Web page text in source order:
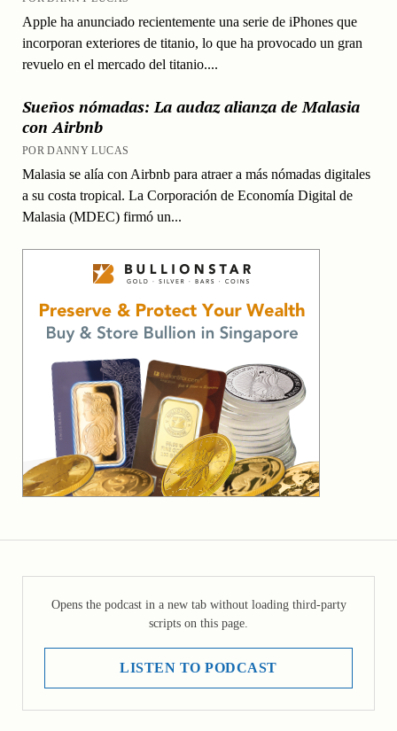
Apple ha anunciado recientemente una serie de iPhones que
incorporan exteriores de titanio, lo que ha provocado un gran
revuelo en el mercado del titanio....
Sueños nómadas: La audaz alianza de Malasia
con Airbnb
POR DANNY LUCAS
Malasia se alía con Airbnb para atraer a más nómadas digitales
a su costa tropical. La Corporación de Economía Digital de
Malasia (MDEC) firmó un...
Opens the podcast in a new tab without loading third-party
scripts on this page.
LISTEN TO PODCAST